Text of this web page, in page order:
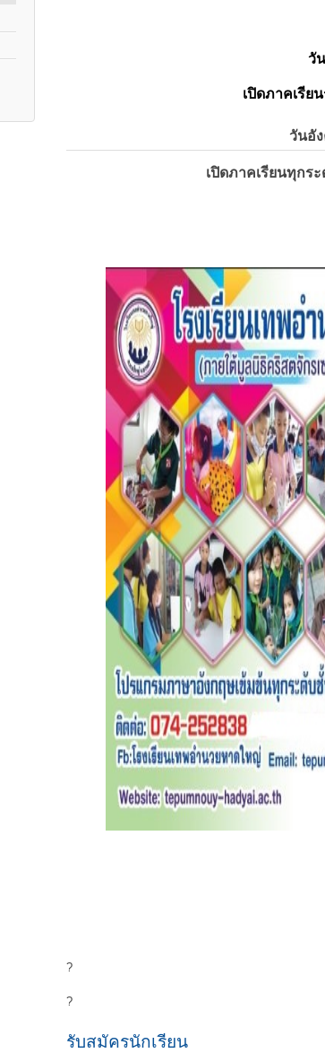
วั
เปิดภาคเรีย
วันอั
เปิดภาคเรียนทุกร
?
?
รับสมัครนักเรียน